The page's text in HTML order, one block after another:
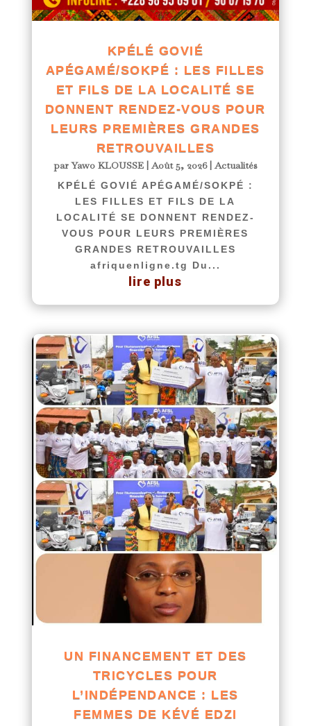
KPÉLÉ GOVIÉ
APÉGAMÉ/SOKPÉ : LES FILLES
ET FILS DE LA LOCALITÉ SE
DONNENT RENDEZ-VOUS POUR
LEURS PREMIÈRES GRANDES
RETROUVAILLES
parYawo KLOUSSE|Août 5, 2026|Actualités
KPÉLÉ GOVIÉ APÉGAMÉ/SOKPÉ :
LES FILLES ET FILS DE LA
LOCALITÉ SE DONNENT RENDEZ-
VOUS POUR LEURS PREMIÈRES
GRANDES RETROUVAILLES
afriquenligne.tg Du...
lire plus
UN FINANCEMENT ET DES
TRICYCLES POUR
L’INDÉPENDANCE : LES
FEMMES DE KÉVÉ EDZI